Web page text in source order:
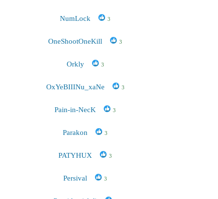
NumLock 3
OneShootOneKill 3
Orkly 3
OxYeBIIINu_xaNe 3
Pain-in-NecK 3
Parakon 3
PATYHUX 3
Persival 3